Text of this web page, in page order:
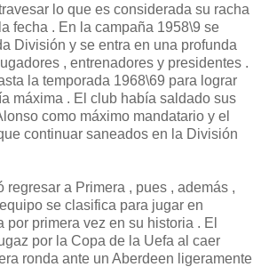
lo que es considerada su racha
fecha . En la campaña 1958\9 se
División y se entra en una profunda
, entrenadores y presidentes .
la temporada 1968\69 para lograr
máxima . El club había saldado sus
como máximo mandatario y el
continuar saneados en la División
regresar a Primera , pues , además ,
se clasifica para jugar en
primera vez en su historia . El
por la Copa de la Uefa al caer
ronda ante un Aberdeen ligeramente